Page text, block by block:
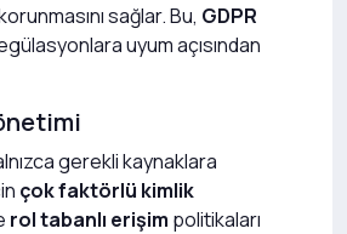
sağlar. Bu, GDPR
uyum açısından
gerekli kaynaklara
çok faktörlü kimlik
rol tabanlı erişim politikaları